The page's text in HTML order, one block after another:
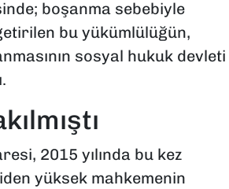
boşanma sebebiyle
bu yükümlülüğün,
sosyal hukuk devleti
2015 yılında bu kez
yüksek mahkemenin